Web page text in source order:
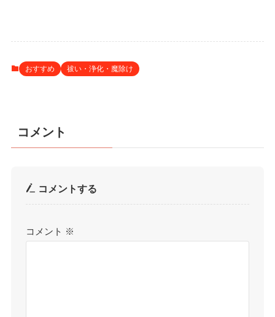
おすすめ 祓い・浄化・魔除け
コメント
コメントする
コメント ※